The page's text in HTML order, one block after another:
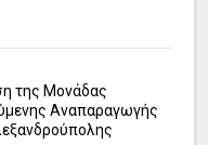
της Μονάδας
Αναπαραγωγής